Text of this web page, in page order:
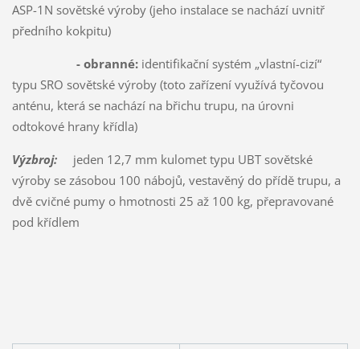
ASP-1N sovětské výroby (jeho instalace se nachází uvnitř
předního kokpitu)
- obranné:identifikační systém „vlastní-cizí“
typu SRO sovětské výroby (toto zařízení využívá tyčovou
anténu, která se nachází na břichu trupu, na úrovni
odtokové hrany křídla)
Výzbroj:jeden 12,7 mm kulomet typu UBT sovětské
výroby se zásobou 100 nábojů, vestavěný do přídě trupu, a
dvě cvičné pumy o hmotnosti 25 až 100 kg, přepravované
pod křídlem